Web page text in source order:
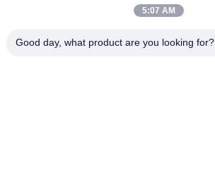
5:07 AM
Good day, what product are you looking for?